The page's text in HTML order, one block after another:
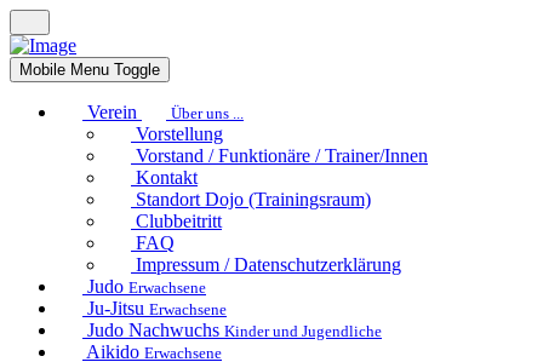
Mobile Menu Toggle
Verein Über uns ...
Vorstellung
Vorstand / Funktionäre / Trainer/Innen
Kontakt
Standort Dojo (Trainingsraum)
Clubbeitritt
FAQ
Impressum / Datenschutzerklärung
Judo Erwachsene
Ju-Jitsu Erwachsene
Judo Nachwuchs Kinder und Jugendliche
Aikido Erwachsene